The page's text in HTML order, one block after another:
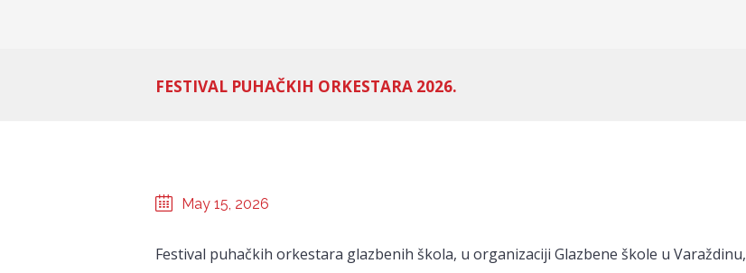
FESTIVAL PUHAČKIH ORKESTARA 2026.
May 15, 2026
Festival puhačkih orkestara glazbenih škola, u organizaciji Glazbene škole u Varaždinu,